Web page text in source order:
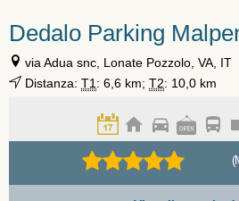
Dedalo Parking
via Adua snc, Lonate Pozzolo, VA, IT
Distanza: T1: 6,6 km; T2: 10,0 km